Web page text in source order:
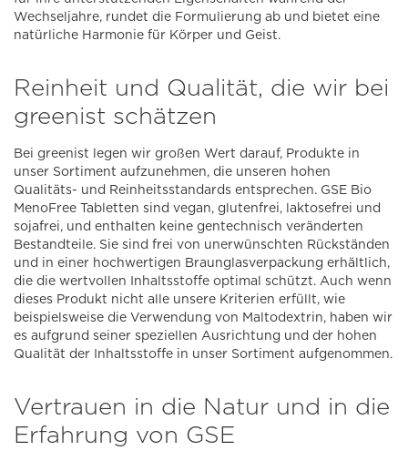
Wechseljahre, rundet die Formulierung ab und bietet eine
natürliche Harmonie für Körper und Geist.
Reinheit und Qualität, die wir bei
greenist schätzen
Bei greenist legen wir großen Wert darauf, Produkte in
unser Sortiment aufzunehmen, die unseren hohen
Qualitäts- und Reinheitsstandards entsprechen. GSE Bio
MenoFree Tabletten sind vegan, glutenfrei, laktosefrei und
sojafrei, und enthalten keine gentechnisch veränderten
Bestandteile. Sie sind frei von unerwünschten Rückständen
und in einer hochwertigen Braunglasverpackung erhältlich,
die die wertvollen Inhaltsstoffe optimal schützt. Auch wenn
dieses Produkt nicht alle unsere Kriterien erfüllt, wie
beispielsweise die Verwendung von Maltodextrin, haben wir
es aufgrund seiner speziellen Ausrichtung und der hohen
Qualität der Inhaltsstoffe in unser Sortiment aufgenommen.
Vertrauen in die Natur und in die
Erfahrung von GSE